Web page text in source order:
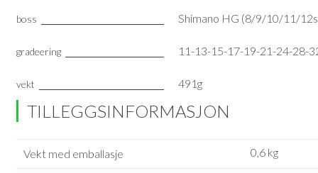
boss Shimano HG (8/9/10/11/
gradeering 11-13-15-17-19-21-24-28-
vekt 491g
TILLEGGSINFORMASJON
Vekt med emballasje 0,6 kg